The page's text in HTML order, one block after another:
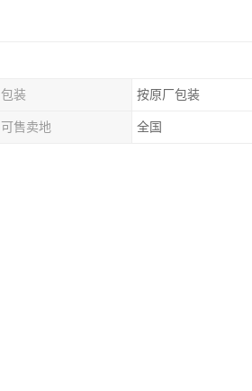
包装 按原厂包装
可售卖地 全国